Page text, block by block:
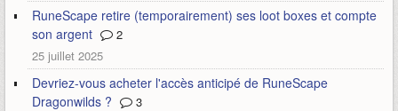
RuneScape retire (temporairement) ses loot boxes et compte
son argent
2
25 juillet 2025
Devriez-vous acheter l'accès anticipé de RuneScape
Dragonwilds ?
3